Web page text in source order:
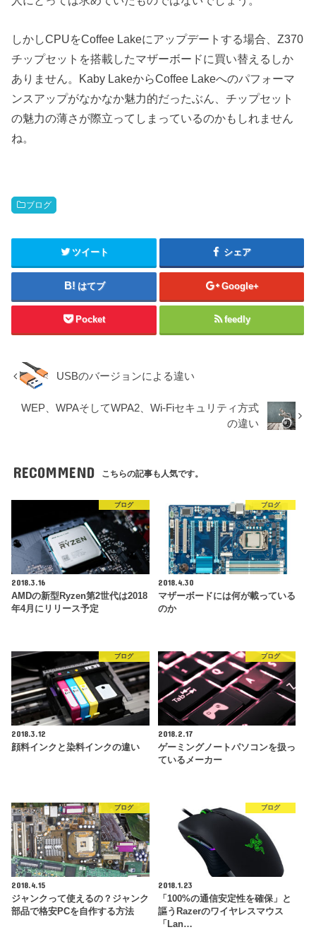
しかしCPUをCoffee Lakeにアップデートする場合、Z370
チップセットを搭載したマザーボードに買い替えるしか
ありません。Kaby LakeからCoffee Lakeへのパフォーマ
ンスアップがなかなか魅力的だったぶん、チップセット
の魅力の薄さが際立ってしまっているのかもしれません
ね。
ブログ
ツイート シェア
はてブ Google+
Pocket feedly
USBのバージョンによる違い
WEP、WPAそしてWPA2、Wi-Fiセキュリティ方式
の違い
RECOMMEND こちらの記事も人気です。
ブログ
2018.3.16
AMDの新型Ryzen第2世代は2018
年4月にリリース予定
ブログ
2018.4.30
マザーボードには何が載っている
のか
ブログ
2018.3.12
顔料インクと染料インクの違い
ブログ
2018.2.17
ゲーミングノートパソコンを扱っ
ているメーカー
ブログ
2018.4.15
ジャンクって使えるの？ジャンク
部品で格安PCを自作する方法
ブログ
2018.1.23
「100%の通信安定性を確保」と
謳うRazerのワイヤレスマウス
「Lan…